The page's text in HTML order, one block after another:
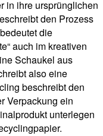
in ihre ursprünglichen
den Prozess
die
auch im kreativen
Schaukel aus
also eine
beschreibt den
Verpackung ein
unterlegen